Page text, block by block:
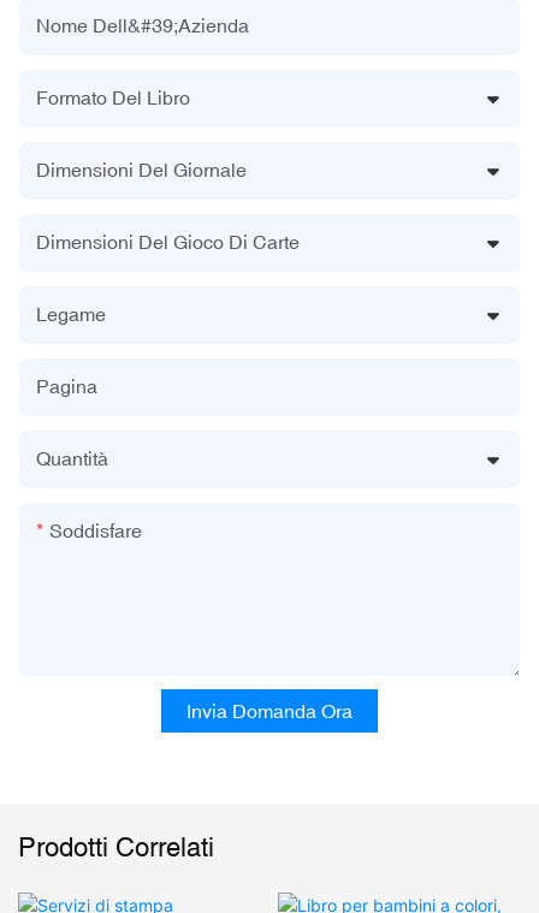
Nome Dell&#39;azienda
Formato Del Libro
Dimensioni Del Giornale
Dimensioni Del Gioco Di Carte
Legame
Pagina
Quantità
Soddisfare
Invia Domanda Ora
Prodotti Correlati